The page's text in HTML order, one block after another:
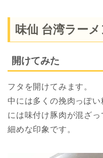
味仙 台湾ラー
開けてみた
フタを開けてみます。
中には多くの挽肉っぽ
には味付け豚肉が混ざ
細めな印象です。